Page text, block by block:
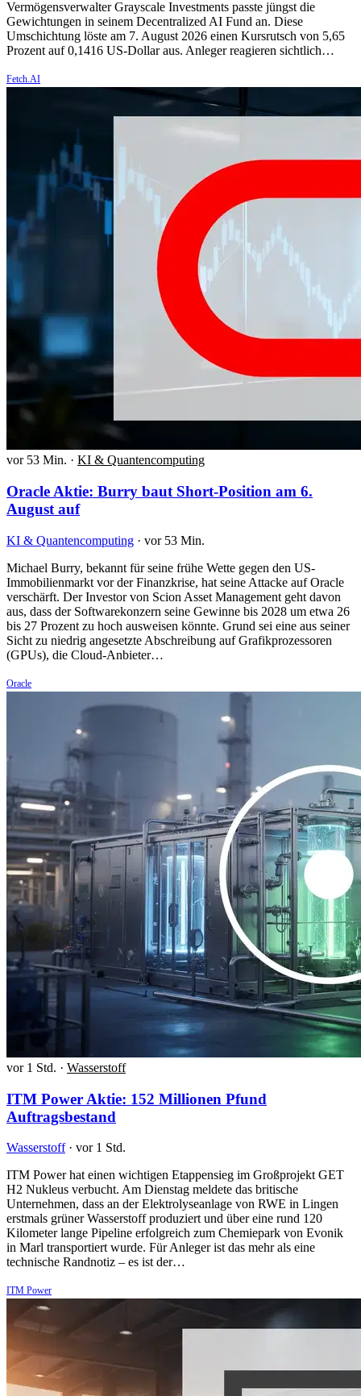
Vermögensverwalter Grayscale Investments passte jüngst die
Gewichtungen in seinem Decentralized AI Fund an. Diese
Umschichtung löste am 7. August 2026 einen Kursrutsch von 5,65
Prozent auf 0,1416 US-Dollar aus. Anleger reagieren sichtlich…
Fetch.AI
vor 53 Min. · KI & Quantencomputing
Oracle Aktie: Burry baut Short-Position am 6.
August auf
KI & Quantencomputing · vor 53 Min.
Michael Burry, bekannt für seine frühe Wette gegen den US-
Immobilienmarkt vor der Finanzkrise, hat seine Attacke auf Oracle
verschärft. Der Investor von Scion Asset Management geht davon
aus, dass der Softwarekonzern seine Gewinne bis 2028 um etwa 26
bis 27 Prozent zu hoch ausweisen könnte. Grund sei eine aus seiner
Sicht zu niedrig angesetzte Abschreibung auf Grafikprozessoren
(GPUs), die Cloud-Anbieter…
Oracle
vor 1 Std. · Wasserstoff
ITM Power Aktie: 152 Millionen Pfund
Auftragsbestand
Wasserstoff · vor 1 Std.
ITM Power hat einen wichtigen Etappensieg im Großprojekt GET
H2 Nukleus verbucht. Am Dienstag meldete das britische
Unternehmen, dass an der Elektrolyseanlage von RWE in Lingen
erstmals grüner Wasserstoff produziert und über eine rund 120
Kilometer lange Pipeline erfolgreich zum Chemiepark von Evonik
in Marl transportiert wurde. Für Anleger ist das mehr als eine
technische Randnotiz – es ist der…
ITM Power